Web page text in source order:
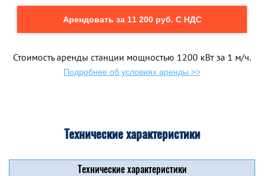
Арендовать за 11 200 руб. С НДС
Стоимость аренды станции мощностью 1200 кВт за 1 м/ч.
Подробнее об условиях аренды >>
Технические характеристики
Технические характеристики